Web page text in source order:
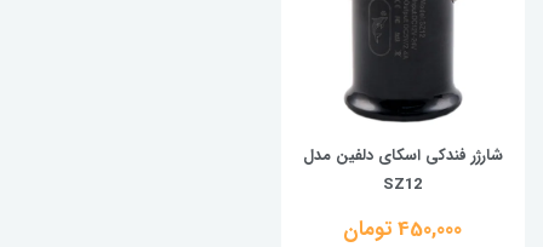
شارژر فندکی اسکای دلفین مدل
SZ12
450,000 تومان